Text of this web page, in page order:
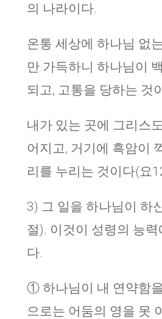
의 나라이다.
온통 세상에 하나님 없
만 가득하니 하나님이
되고, 고통을 당하는 것
내가 있는 곳에 그리스
어지고, 거기에 흑암이
리를 누리는 것이다(요
3) 그 일을 하나님이 하
절). 이것이 성령의 능력
다.
① 하나님이 내 연약함
으로는 어둠의 영을 못